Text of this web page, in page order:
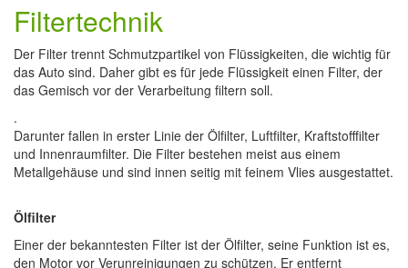
Filtertechnik
Der Filter trennt Schmutzpartikel von Flüssigkeiten, die wichtig für
das Auto sind. Daher gibt es für jede Flüssigkeit einen Filter, der
das Gemisch vor der Verarbeitung filtern soll.
.
Darunter fallen in erster Linie der Ölfilter, Luftfilter, Kraftstofffilter
und Innenraumfilter. Die Filter bestehen meist aus einem
Metallgehäuse und sind innen seitig mit feinem Vlies ausgestattet.
Ölfilter
Einer der bekanntesten Filter ist der Ölfilter, seine Funktion ist es,
den Motor vor Verunreinigungen zu schützen. Er entfernt